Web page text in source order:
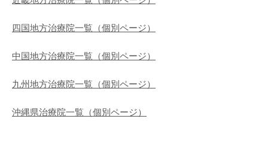
四国地方治療院一覧（個別ページ）
中国地方治療院一覧（個別ページ）
九州地方治療院一覧（個別ページ）
沖縄県治療院一覧（個別ページ）